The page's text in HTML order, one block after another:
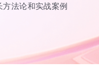
法论和实战案例